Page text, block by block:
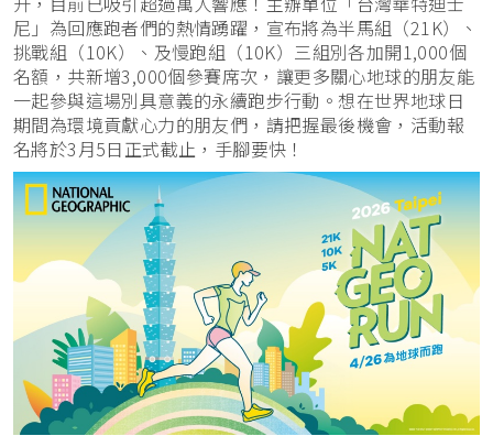
尼」為回應跑者們的熱情踴躍，宣布將為半馬組（21K）、
挑戰組（10K）、及慢跑組（10K）三組別各加開1,000個
名額，共新增3,000個參賽席次，讓更多關心地球的朋友能
一起參與這場別具意義的永續跑步行動。想在世界地球日
期間為環境貢獻心力的朋友們，請把握最後機會，活動報
名將於3月5日正式截止，手腳要快！